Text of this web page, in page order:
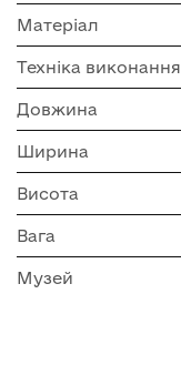
Матеріал
Техніка виконання
Довжина
Ширина
Висота
Вага
Музей